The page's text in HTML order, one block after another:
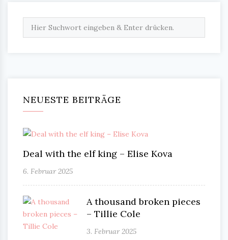
NEUESTE BEITRÄGE
Deal with the elf king – Elise Kova
6. Februar 2025
A thousand broken pieces
– Tillie Cole
3. Februar 2025